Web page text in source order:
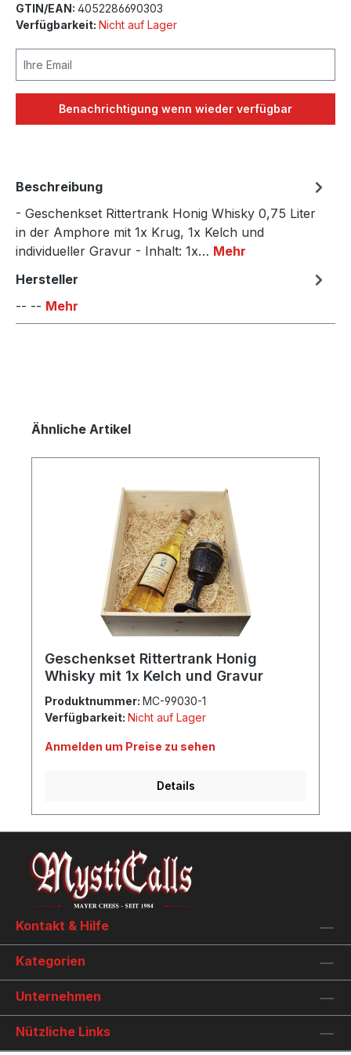
GTIN/EAN: 4052286690303
Verfügbarkeit: Nicht auf Lager
Benachrichtigung wenn wieder verfügbar
Beschreibung
- Geschenkset Rittertrank Honig Whisky 0,75 Liter
in der Amphore mit 1x Krug, 1x Kelch und
individueller Gravur - Inhalt: 1x… Mehr
Hersteller
-- -- Mehr
Produktgalerie überspringen
Ähnliche Artikel
Geschenkset Rittertrank Honig
Whisky mit 1x Kelch und Gravur
Produktnummer: MC-99030-1
Verfügbarkeit: Nicht auf Lager
Anmelden um Preise zu sehen
Details
Kontakt & Hilfe
Kategorien
Unternehmen
Nützliche Links